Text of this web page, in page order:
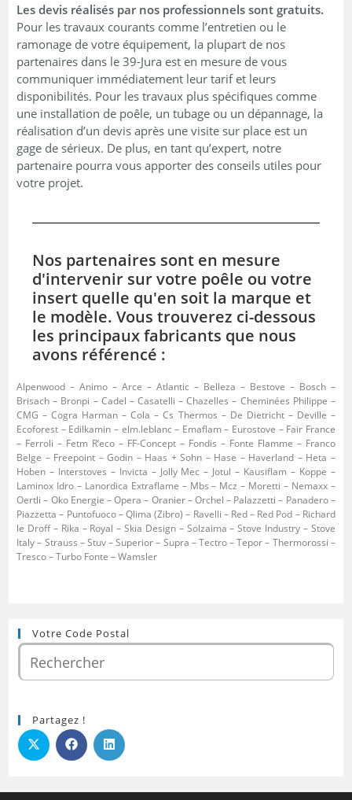
Les devis réalisés par nos professionnels sont gratuits.
Pour les travaux courants comme l’entretien ou le
ramonage de votre équipement, la plupart de nos
partenaires dans le 39-Jura est en mesure de vous
communiquer immédiatement leur tarif et leurs
disponibilités. Pour les travaux plus spécifiques comme
une installation de poêle, un tubage ou un dépannage, la
réalisation d’un devis après une visite sur place est un
gage de sérieux. De plus, en tant qu’expert, notre
partenaire pourra vous apporter des conseils utiles pour
votre projet.
Nos partenaires sont en mesure
d'intervenir sur votre poêle ou votre
insert quelle qu'en soit la marque et
le modèle. Vous trouverez ci-dessous
les principaux fabricants que nous
avons référencé :
Alpenwood – Animo – Arce – Atlantic – Belleza – Bestove – Bosch –
Brisach – Bronpi – Cadel – Casatelli – Chazelles – Cheminées Philippe –
CMG – Cogra Harman – Cola – Cs Thermos – De Dietricht – Deville –
Ecoforest – Edilkamin – elm.leblanc – Emaflam – Eurostove – Fair France
– Ferroli – Fetm R’eco – FF-Concept – Fondis – Fonte Flamme – Franco
Belge – Freepoint – Godin – Haas + Sohn – Hase – Haverland – Heta –
Hoben – Interstoves – Invicta – Jolly Mec – Jotul – Kausiflam – Koppe –
Laminox Idro – Lanordica Extraflame – Mbs – Mcz – Moretti – Nemaxx –
Oertli – Oko Energie – Opera – Oranier – Orchel – Palazzetti – Panadero –
Piazzetta – Puntofuoco – Qlima (Zibro) – Ravelli – Red – Red Pod – Richard
le Droff – Rika – Royal – Skia Design – Solzaima – Stove Industry – Stove
Italy – Strauss – Stuv – Superior – Supra – Tectro – Tepor – Thermorossi –
Tresco – Turbo Fonte – Wamsler
Votre Code Postal
Partagez !